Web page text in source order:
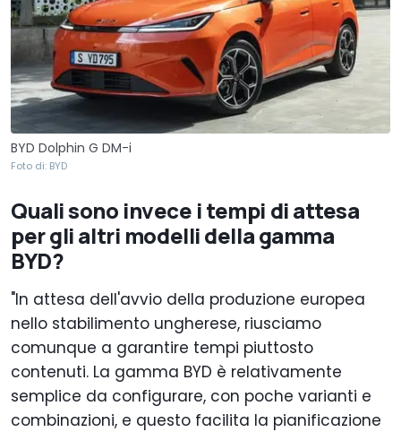
BYD Dolphin G DM-i
Foto di: BYD
Quali sono invece i tempi di attesa
per gli altri modelli della gamma
BYD?
"In attesa dell'avvio della produzione europea
nello stabilimento ungherese, riusciamo
comunque a garantire tempi piuttosto
contenuti. La gamma BYD è relativamente
semplice da configurare, con poche varianti e
combinazioni, e questo facilita la pianificazione